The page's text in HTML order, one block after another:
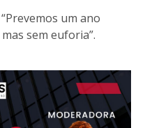
um ano
sem euforia”.